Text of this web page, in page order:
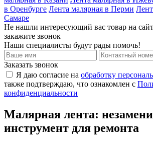
в Оренбурге Лента малярная в Перми
Самаре
Не нашли интересующий вас товар на
закажите звонок
Наши специалисты будут рады помочь!
Заказать звонок
Я даю согласие на обработку
также подтверждаю, что ознакомлен с
конфиденциальности
Малярная лента:
инструмент для ремонта